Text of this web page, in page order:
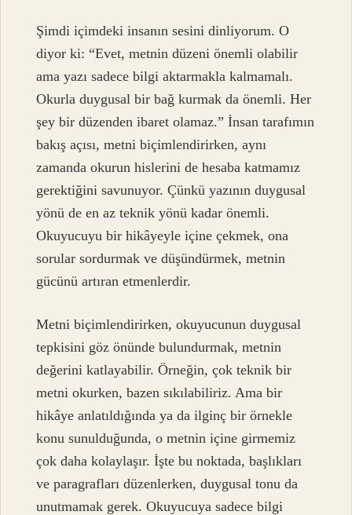
Şimdi içimdeki insanın sesini dinliyorum. O
diyor ki: “Evet, metnin düzeni önemli olabilir
ama yazı sadece bilgi aktarmakla kalmamalı.
Okurla duygusal bir bağ kurmak da önemli. Her
şey bir düzenden ibaret olamaz.” İnsan tarafımın
bakış açısı, metni biçimlendirirken, aynı
zamanda okurun hislerini de hesaba katmamız
gerektiğini savunuyor. Çünkü yazının duygusal
yönü de en az teknik yönü kadar önemli.
Okuyucuyu bir hikâyeyle içine çekmek, ona
sorular sordurmak ve düşündürmek, metnin
gücünü artıran etmenlerdir.
Metni biçimlendirirken, okuyucunun duygusal
tepkisini göz önünde bulundurmak, metnin
değerini katlayabilir. Örneğin, çok teknik bir
metni okurken, bazen sıkılabiliriz. Ama bir
hikâye anlatıldığında ya da ilginç bir örnekle
konu sunulduğunda, o metnin içine girmemiz
çok daha kolaylaşır. İşte bu noktada, başlıkları
ve paragrafları düzenlerken, duygusal tonu da
unutmamak gerek. Okuyucuya sadece bilgi